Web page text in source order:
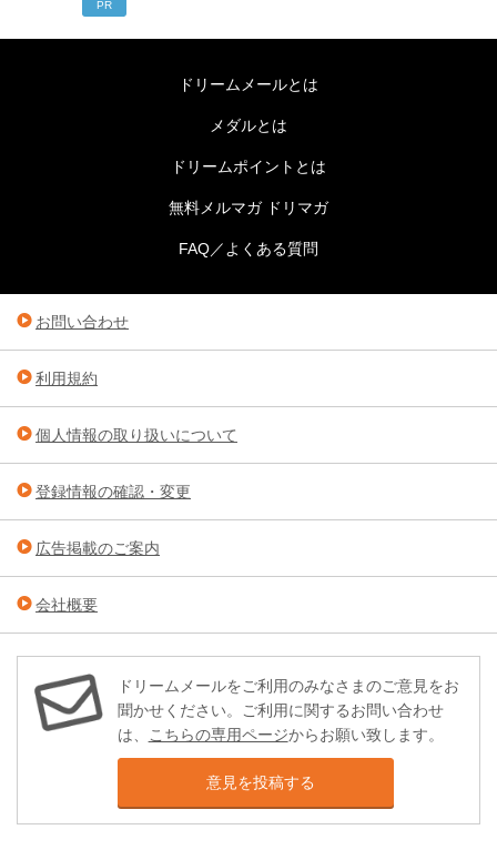
PR
ドリームメールとは
メダルとは
ドリームポイントとは
無料メルマガ ドリマガ
FAQ／よくある質問
お問い合わせ
利用規約
個人情報の取り扱いについて
登録情報の確認・変更
広告掲載のご案内
会社概要
ドリームメールをご利用のみなさまのご意見をお
聞かせください。ご利用に関するお問い合わせ
は、
こちらの専用ページからお願い致します。
意見を投稿する